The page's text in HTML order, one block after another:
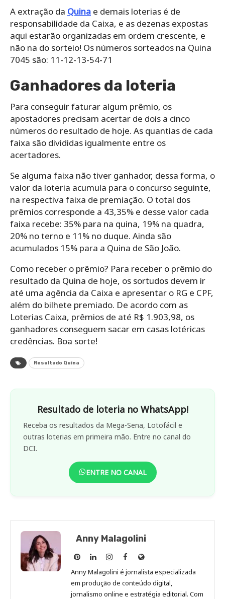
A extração da Quina e demais loterias é de
responsabilidade da Caixa, e as dezenas expostas
aqui estarão organizadas em ordem crescente, e
não na do sorteio! Os números sorteados na Quina
7045 são: 11-12-13-54-71
Ganhadores da loteria
Para conseguir faturar algum prêmio, os
apostadores precisam acertar de dois a cinco
números do resultado de hoje. As quantias de cada
faixa são divididas igualmente entre os
acertadores.
Se alguma faixa não tiver ganhador, dessa forma, o
valor da loteria acumula para o concurso seguinte,
na respectiva faixa de premiação. O total dos
prêmios corresponde a 43,35% e desse valor cada
faixa recebe: 35% para na quina, 19% na quadra,
20% no terno e 11% no duque. Ainda são
acumulados 15% para a Quina de São João.
Como receber o prêmio? Para receber o prêmio do
resultado da Quina de hoje, os sortudos devem ir
até uma agência da Caixa e apresentar o RG e CPF,
além do bilhete premiado. De acordo com as
Loterias Caixa, prêmios de até R$ 1.903,98, os
ganhadores conseguem sacar em casas lotéricas
credências. Boa sorte!
Resultado Quina
Resultado de loteria no WhatsApp!
Receba os resultados da Mega-Sena, Lotofácil e
outras loterias em primeira mão. Entre no canal do
DCI.
ENTRE NO CANAL
Anny Malagolini
Anny
Malagolini
no
Pinterest
Anny
Malagolini
no
LinkedIn
Anny
Malagolini
no
Instagram
Anny
Malagolini
no
Facebook
Site
de
Anny
Malagolini
Anny Malagolini é jornalista especializada
em produção de conteúdo digital,
jornalismo online e estratégia editorial. Com